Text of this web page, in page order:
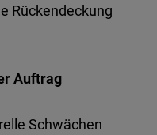
Rückendeckung
Auftrag
Schwächen